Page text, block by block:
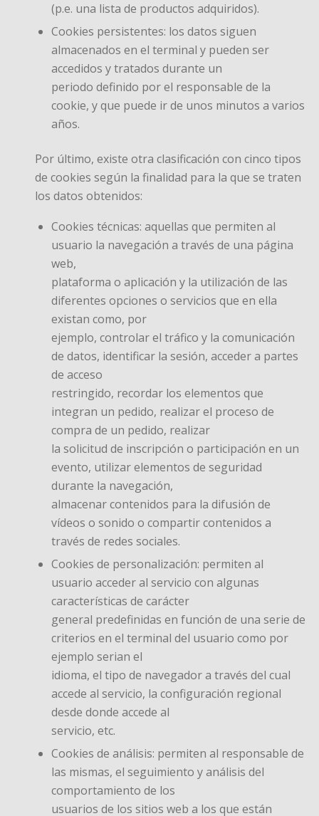
(p.e. una lista de productos adquiridos).
Cookies persistentes: los datos siguen
almacenados en el terminal y pueden ser
accedidos y tratados durante un
periodo definido por el responsable de la
cookie, y que puede ir de unos minutos a varios
años.
Por último, existe otra clasificación con cinco tipos
de cookies según la finalidad para la que se traten
los datos obtenidos:
Cookies técnicas: aquellas que permiten al
usuario la navegación a través de una página
web,
plataforma o aplicación y la utilización de las
diferentes opciones o servicios que en ella
existan como, por
ejemplo, controlar el tráfico y la comunicación
de datos, identificar la sesión, acceder a partes
de acceso
restringido, recordar los elementos que
integran un pedido, realizar el proceso de
compra de un pedido, realizar
la solicitud de inscripción o participación en un
evento, utilizar elementos de seguridad
durante la navegación,
almacenar contenidos para la difusión de
vídeos o sonido o compartir contenidos a
través de redes sociales.
Cookies de personalización: permiten al
usuario acceder al servicio con algunas
características de carácter
general predefinidas en función de una serie de
criterios en el terminal del usuario como por
ejemplo serian el
idioma, el tipo de navegador a través del cual
accede al servicio, la configuración regional
desde donde accede al
servicio, etc.
Cookies de análisis: permiten al responsable de
las mismas, el seguimiento y análisis del
comportamiento de los
usuarios de los sitios web a los que están